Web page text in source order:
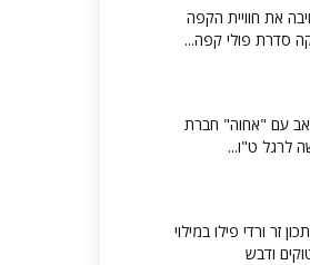
את חוויית הקפה
סדרת פולי קפה...
עם "אחוה" חברת
לרגל ט"ו...
זר ורדי פילו במילוי
ודבש